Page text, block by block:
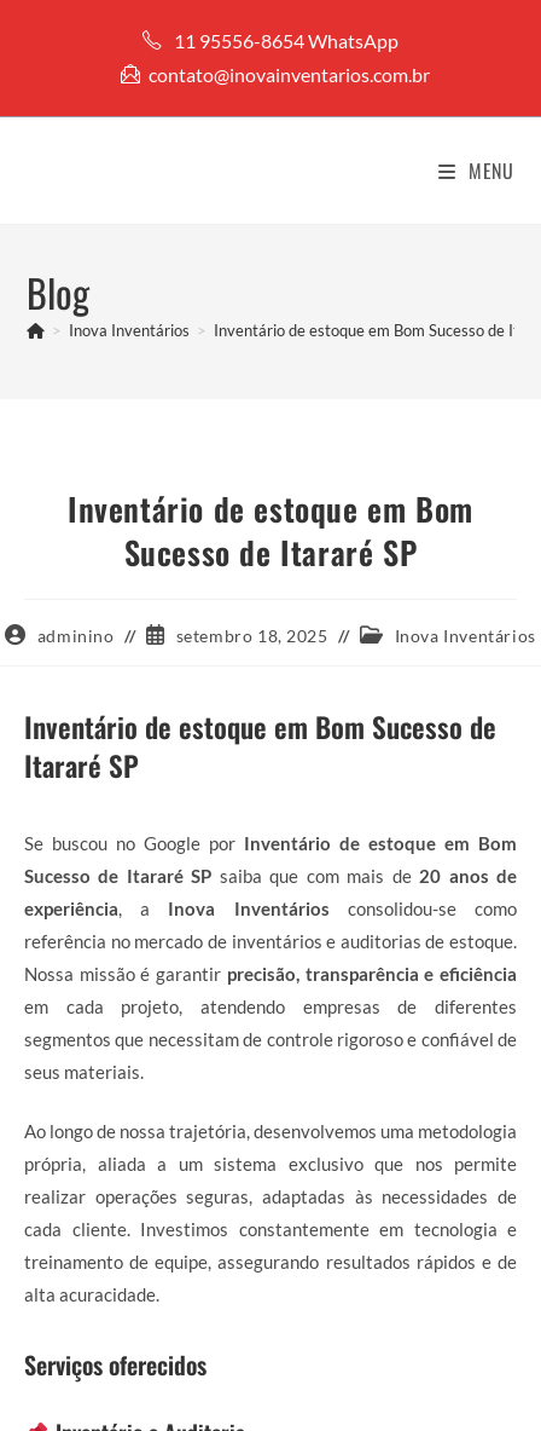
11 95556-8654 WhatsApp
contato@inovainventarios.com.br
MENU
Blog
> Inova Inventários > Inventário de estoque em Bom Sucesso de
Inventário de estoque em Bom
Sucesso de Itararé SP
Autoradminino
Postsetembro 18, 2025
Categoria
Inova Inventários
Inventário de estoque em Bom Sucesso de
Itararé SP
Se buscou no Google por Inventário de estoque em Bom
Sucesso de Itararé SP saiba que com mais de 20 anos de
experiência , a Inova Inventários consolidou-se como
referência no mercado de inventários e auditorias de estoque.
Nossa missão é garantir precisão, transparência e eficiência
em cada projeto, atendendo empresas de diferentes
segmentos que necessitam de controle rigoroso e confiável de
seus materiais.
Ao longo de nossa trajetória, desenvolvemos uma metodologia
própria, aliada a um sistema exclusivo que nos permite
realizar operações seguras, adaptadas às necessidades de
cada cliente. Investimos constantemente em tecnologia e
treinamento de equipe, assegurando resultados rápidos e de
alta acuracidade.
Serviços oferecidos